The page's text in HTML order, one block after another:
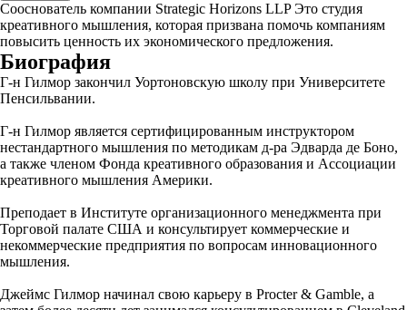
Сооснователь компании Strategic Horizons LLP Это студия
креативного мышления, которая призвана помочь компаниям
повысить ценность их экономического предложения.
Биография
Г-н Гилмор закончил Уортоновскую школу при Университете
Пенсильвании.
Г-н Гилмор является сертифицированным инструктором
нестандартного мышления по методикам д-ра Эдварда де Боно,
а также членом Фонда креативного образования и Ассоциации
креативного мышления Америки.
Преподает в Институте организационного менеджмента при
Торговой палате США и консультирует коммерческие и
некоммерческие предприятия по вопросам инновационного
мышления.
Джеймс Гилмор начинал свою карьеру в Procter & Gamble, а